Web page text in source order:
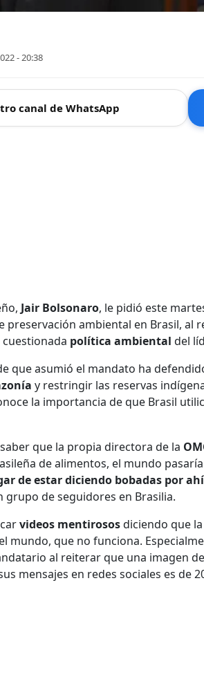
- 20:38
canal de WhatsApp
Jair Bolsonaro, le pidió este
preservación ambiental en Brasil, al
política ambiental del
que asumió el mandato ha
y restringir las reservas
la importancia de que Brasil
que la propia directora de la
de alimentos, el mundo
de estar diciendo bobadas por ahí
grupo de seguidores en Brasilia.
videos mentirososdiciendo que
mundo, que no funciona.
al reiterar que una imagen
mensajes en redes sociales es de